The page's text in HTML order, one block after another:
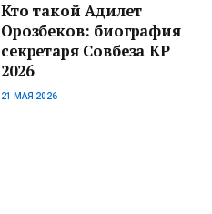
Кто такой Адилет
Орозбеков: биография
секретаря Совбеза КР
2026
21 МАЯ 2026